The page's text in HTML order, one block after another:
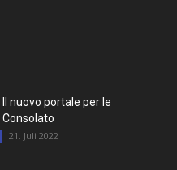
Il nuovo portale per le
21. Juli 2022